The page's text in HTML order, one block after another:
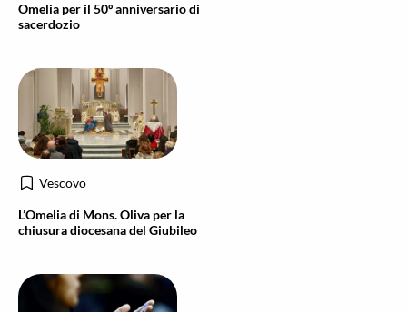
Omelia per il 50º anniversario di
sacerdozio
Vescovo
L’Omelia di Mons. Oliva per la
chiusura diocesana del Giubileo